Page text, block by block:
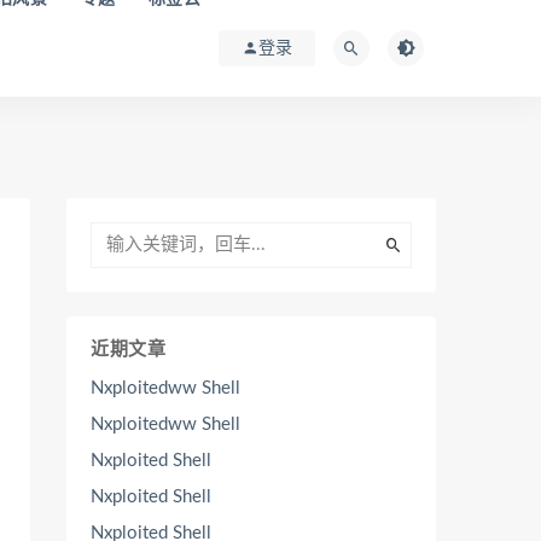
登录
近期文章
Nxploitedww Shell
Nxploitedww Shell
Nxploited Shell
Nxploited Shell
Nxploited Shell